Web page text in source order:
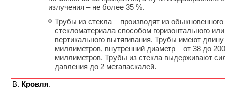
излучения – не более 35 %.
Трубы из стекла – производят из обыкновенного
стекломатериала способом горизонтального или
вертикального вытягивания. Трубы имеют
миллиметров, внутренний диаметр – от 38 до 200
миллиметров. Трубы из стекла выдерживают
давления до 2 мегапаскалей.
В. Кровля.